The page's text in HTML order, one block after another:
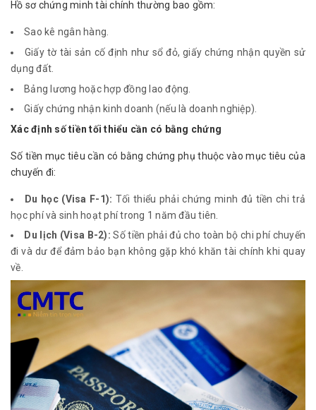
Hồ sơ chứng minh tài chính thường bao gồm:
Sao kê ngân hàng.
Giấy tờ tài sản cố định như sổ đỏ, giấy chứng nhận quyền sử
dụng đất.
Bảng lương hoặc hợp đồng lao động.
Giấy chứng nhận kinh doanh (nếu là doanh nghiệp).
Xác định số tiền tối thiểu cần có bằng chứng
Số tiền mục tiêu cần có bằng chứng phụ thuộc vào mục tiêu của
chuyến đi:
Du học (Visa F-1): Tối thiểu phải chứng minh đủ tiền chi trả
học phí và sinh hoạt phí trong 1 năm đầu tiên.
Du lịch (Visa B-2): Số tiền phải đủ cho toàn bộ chi phí chuyến
đi và dư để đảm bảo bạn không gặp khó khăn tài chính khi quay
về.